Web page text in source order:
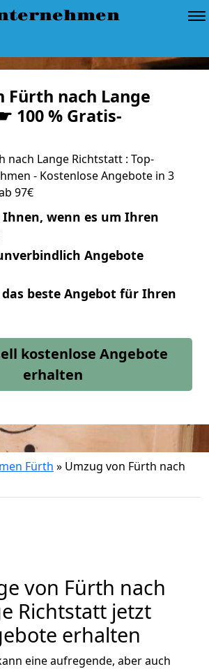
Fürth nach Lange
100 % Gratis-
nach Lange Richtstatt : Top-
- Kostenlose Angebote in 3
97€
wenn es um Ihren
Angebote
das beste Angebot für Ihren
kostenlose Angebote
erhalten
Fürth » Umzug von Fürth nach
von Fürth nach
Richtstatt jetzt
erhalten
eine aufregende, aber auch